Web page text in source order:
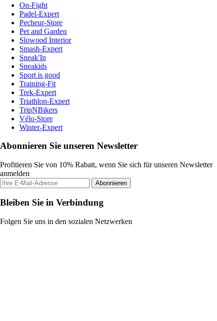
On-Fight
Padel-Expert
Pecheur-Store
Pet and Garden
Slowood Interior
Smash-Expert
Sneak'In
Sneakids
Sport is good
Training-Fit
Trek-Expert
Triathlon-Expert
TripNBikers
Vélo-Store
Winter-Expert
Abonnieren Sie unseren Newsletter
Profitieren Sie von 10% Rabatt, wenn Sie sich für unseren Newsletter
anmelden
Abonnieren
Bleiben Sie in Verbindung
Folgen Sie uns in den sozialen Netzwerken